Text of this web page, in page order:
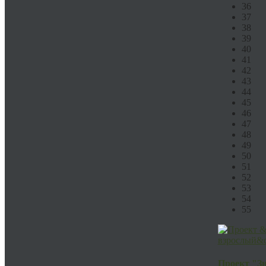
36
37
38
39
40
41
42
43
44
45
46
47
48
49
50
51
52
53
54
55
Проект